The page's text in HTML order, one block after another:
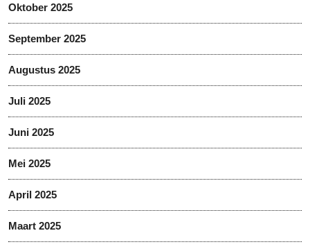
Oktober 2025
September 2025
Augustus 2025
Juli 2025
Juni 2025
Mei 2025
April 2025
Maart 2025